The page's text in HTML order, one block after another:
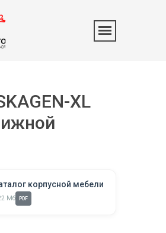
XL
корпусной мебели
Мб PDF